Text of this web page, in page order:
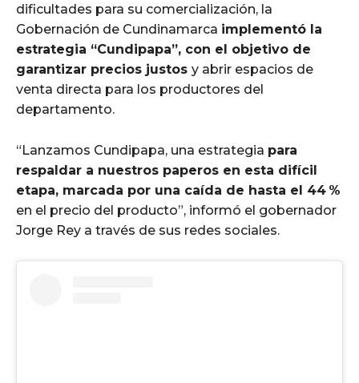
dificultades para su comercialización, la
Gobernación de Cundinamarca implementó la
estrategia “Cundipapa”, con el objetivo de
garantizar precios justos y abrir espacios de
venta directa para los productores del
departamento.
“Lanzamos Cundipapa, una estrategia para
respaldar a nuestros paperos en esta difícil
etapa, marcada por una caída de hasta el 44 %
en el precio del producto”, informó el gobernador
Jorge Rey a través de sus redes sociales.